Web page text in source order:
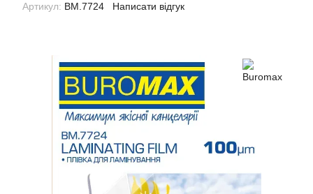
Артикул: BM.7724 Написати відгук